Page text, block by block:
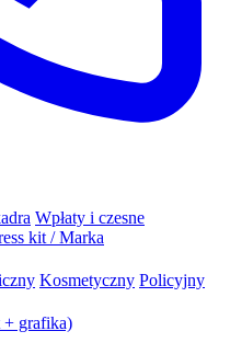
Wpłaty i czesne
kit / Marka
Kosmetyczny Policyjny
+ grafika)